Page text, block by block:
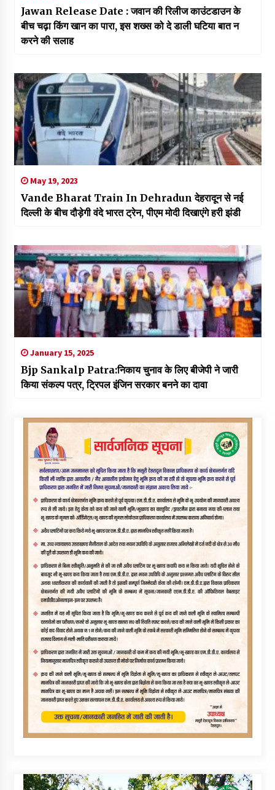
Jawan Release Date : जवान की रिलीज काउंटडाउन के
बीच चढ़ा किंग खान का पारा, इस शख्स को दे डाली घटिया बात न
करने की सलाह
May 19, 2023
Vande Bharat Train In Dehradun देहरादून से नई
दिल्ली के बीच दौड़ेगी वंदे भारत ट्रेन, पीएम मोदी दिखाएंगे हरी झंडी
January 15, 2025
Bjp Sankalp Patra:निकाय चुनाव के लिए बीजेपी ने जारी
किया संकल्प पत्र, ट्रिपल इंजिन सरकार बनने का दावा